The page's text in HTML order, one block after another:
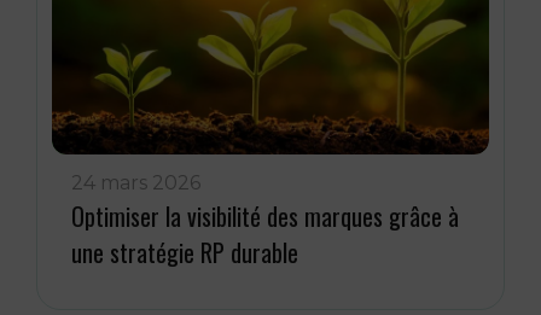
24 mars 2026
Optimiser la visibilité des marques grâce à
une stratégie RP durable